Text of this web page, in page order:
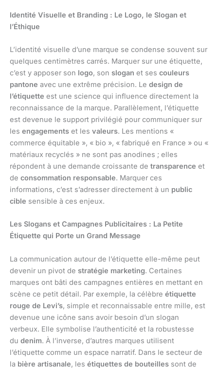
Identité Visuelle et Branding : Le Logo, le Slogan et
l’Éthique
L’identité visuelle d’une marque se condense souvent sur
quelques centimètres carrés. Marquer sur une étiquette,
c’est y apposer son logo, son slogan et ses couleurs
pantone avec une extrême précision. Le design de
l’étiquette est une science qui influence directement la
reconnaissance de la marque. Parallèlement, l’étiquette
est devenue le support privilégié pour communiquer sur
les engagements et les valeurs. Les mentions «
commerce équitable », « bio », « fabriqué en France » ou «
matériaux recyclés » ne sont pas anodines ; elles
répondent à une demande croissante de transparence et
de consommation responsable. Marquer ces
informations, c’est s’adresser directement à un public
cible sensible à ces enjeux.
Les Slogans et Campagnes Publicitaires : La Petite
Étiquette qui Porte un Grand Message
La communication autour de l’étiquette elle-même peut
devenir un pivot de stratégie marketing. Certaines
marques ont bâti des campagnes entières en mettant en
scène ce petit détail. Par exemple, la célèbre étiquette
rouge de Levi’s, simple et reconnaissable entre mille, est
devenue une icône sans avoir besoin d’un slogan
verbeux. Elle symbolise l’authenticité et la robustesse
du denim. À l’inverse, d’autres marques utilisent
l’étiquette comme un espace narratif. Dans le secteur de
la bière artisanale, les étiquettes de bouteilles sont de